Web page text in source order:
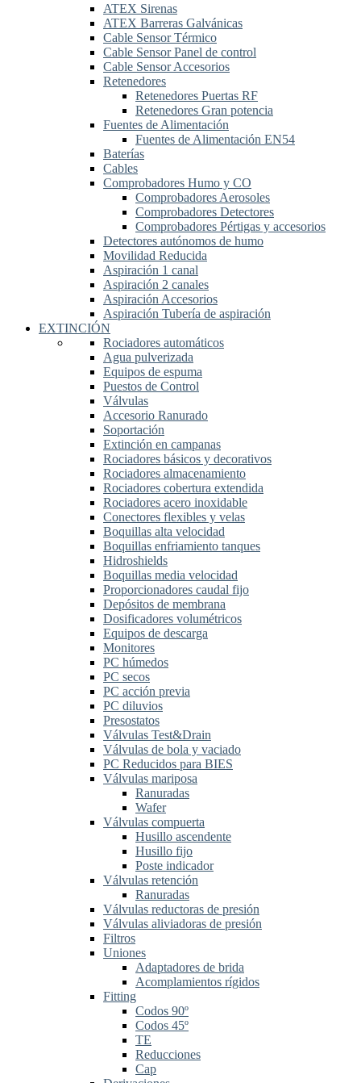
ATEX Sirenas
ATEX Barreras Galvánicas
Cable Sensor Térmico
Cable Sensor Panel de control
Cable Sensor Accesorios
Retenedores
Retenedores Puertas RF
Retenedores Gran potencia
Fuentes de Alimentación
Fuentes de Alimentación EN54
Baterías
Cables
Comprobadores Humo y CO
Comprobadores Aerosoles
Comprobadores Detectores
Comprobadores Pértigas y accesorios
Detectores autónomos de humo
Movilidad Reducida
Aspiración 1 canal
Aspiración 2 canales
Aspiración Accesorios
Aspiración Tubería de aspiración
EXTINCIÓN
Rociadores automáticos
Agua pulverizada
Equipos de espuma
Puestos de Control
Válvulas
Accesorio Ranurado
Soportación
Extinción en campanas
Rociadores básicos y decorativos
Rociadores almacenamiento
Rociadores cobertura extendida
Rociadores acero inoxidable
Conectores flexibles y velas
Boquillas alta velocidad
Boquillas enfriamiento tanques
Hidroshields
Boquillas media velocidad
Proporcionadores caudal fijo
Depósitos de membrana
Dosificadores volumétricos
Equipos de descarga
Monitores
PC húmedos
PC secos
PC acción previa
PC diluvios
Presostatos
Válvulas Test&Drain
Válvulas de bola y vaciado
PC Reducidos para BIES
Válvulas mariposa
Ranuradas
Wafer
Válvulas compuerta
Husillo ascendente
Husillo fijo
Poste indicador
Válvulas retención
Ranuradas
Válvulas reductoras de presión
Válvulas aliviadoras de presión
Filtros
Uniones
Adaptadores de brida
Acomplamientos rígidos
Fitting
Codos 90º
Codos 45º
TE
Reducciones
Cap